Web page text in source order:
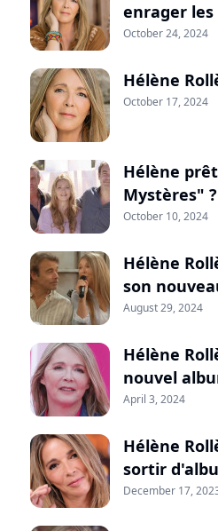
enrager les
October 24, 2024
Hélène
October 17, 2024
Hélène
Mystères" ?
October 10, 2024
Hélène
son
August 29, 2024
Hélène
nouvel
April 3, 2024
Hélène
sortir
December 17,